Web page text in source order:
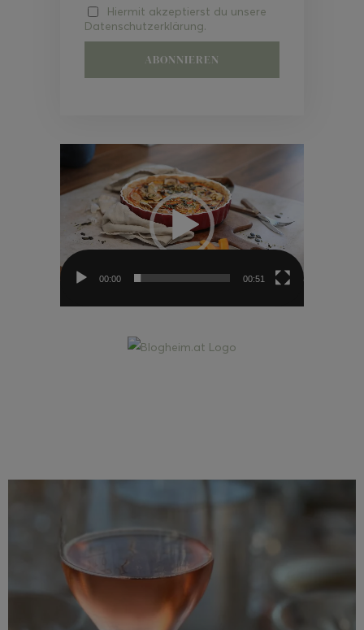
Hiermit akzeptierst du unsere
Datenschutzerklärung.
Video-
00:00 00:51